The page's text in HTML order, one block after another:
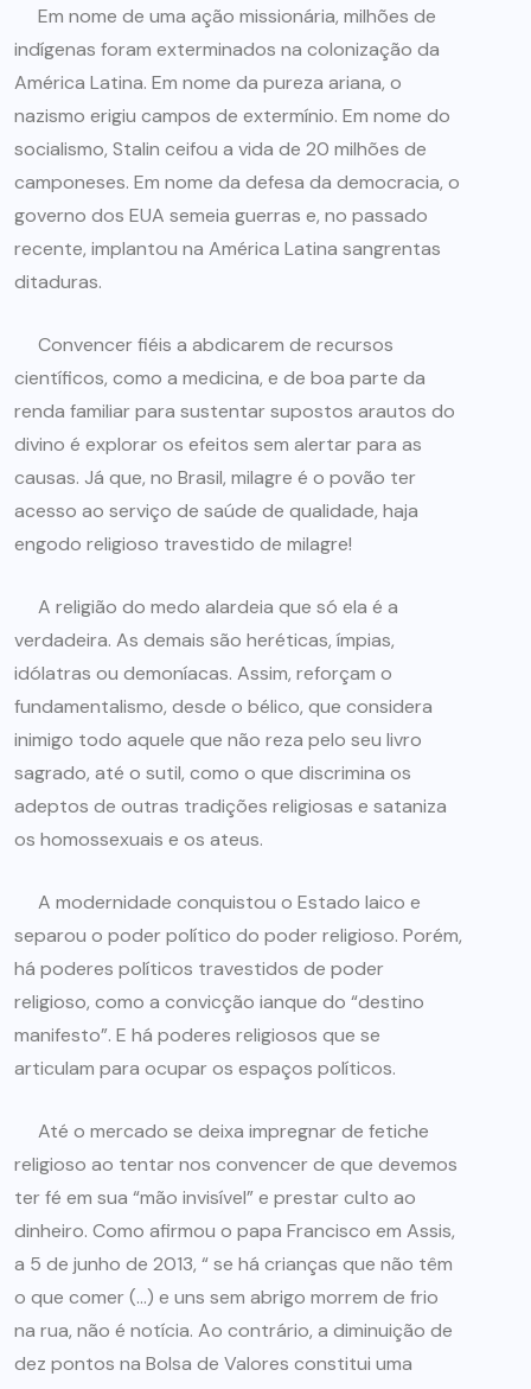
Em nome de uma ação missionária, milhões de
indígenas foram exterminados na colonização da
América Latina. Em nome da pureza ariana, o
nazismo erigiu campos de extermínio. Em nome do
socialismo, Stalin ceifou a vida de 20 milhões de
camponeses. Em nome da defesa da democracia, o
governo dos EUA semeia guerras e, no passado
recente, implantou na América Latina sangrentas
ditaduras.
Convencer fiéis a abdicarem de recursos
científicos, como a medicina, e de boa parte da
renda familiar para sustentar supostos arautos do
divino é explorar os efeitos sem alertar para as
causas. Já que, no Brasil, milagre é o povão ter
acesso ao serviço de saúde de qualidade, haja
engodo religioso travestido de milagre!
A religião do medo alardeia que só ela é a
verdadeira. As demais são heréticas, ímpias,
idólatras ou demoníacas. Assim, reforçam o
fundamentalismo, desde o bélico, que considera
inimigo todo aquele que não reza pelo seu livro
sagrado, até o sutil, como o que discrimina os
adeptos de outras tradições religiosas e sataniza
os homossexuais e os ateus.
A modernidade conquistou o Estado laico e
separou o poder político do poder religioso. Porém,
há poderes políticos travestidos de poder
religioso, como a convicção ianque do “destino
manifesto”. E há poderes religiosos que se
articulam para ocupar os espaços políticos.
Até o mercado se deixa impregnar de fetiche
religioso ao tentar nos convencer de que devemos
ter fé em sua “mão invisível” e prestar culto ao
dinheiro. Como afirmou o papa Francisco em Assis,
a 5 de junho de 2013, “ se há crianças que não têm
o que comer (…) e uns sem abrigo morrem de frio
na rua, não é notícia. Ao contrário, a diminuição de
dez pontos na Bolsa de Valores constitui uma